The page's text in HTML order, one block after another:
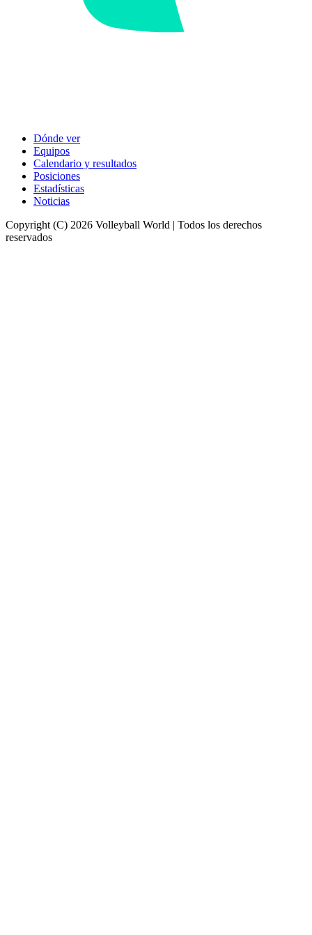
Dónde ver
Equipos
Calendario y resultados
Posiciones
Estadísticas
Noticias
Copyright (C) 2026 Volleyball World | Todos los derechos
reservados